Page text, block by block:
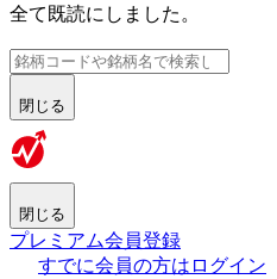
全て既読にしました。
閉じる
閉じる
プレミアム会員登録
すでに会員の方はログイン